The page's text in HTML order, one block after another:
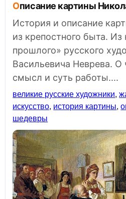
Описание картины
История и описание
из крепостного быта. Из
прошлого» русского
Васильевича Неврева. О
смысл и суть работы....
великие русские художники,
искусство, история картины,
шедевры